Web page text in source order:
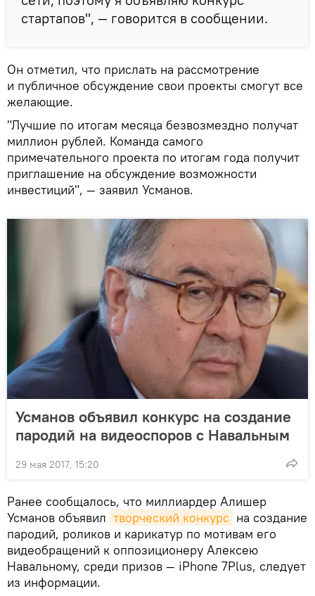
стартапов", — говорится в сообщении.
Он отметил, что прислать на рассмотрение
и публичное обсуждение свои проекты смогут все
желающие.
"Лучшие по итогам месяца безвозмездно получат
миллион рублей. Команда самого
примечательного проекта по итогам года получит
приглашение на обсуждение возможности
инвестиций", — заявил Усманов.
Усманов объявил конкурс на создание
пародий на видеоспоров с Навальным
29 мая 2017, 15:20
Ранее сообщалось, что миллиардер Алишер
Усманов объявил творческий конкурс на создание
пародий, роликов и карикатур по мотивам его
видеобращений к оппозиционеру Алексею
Навальному, среди призов — iPhone 7Plus, следует
из информации.